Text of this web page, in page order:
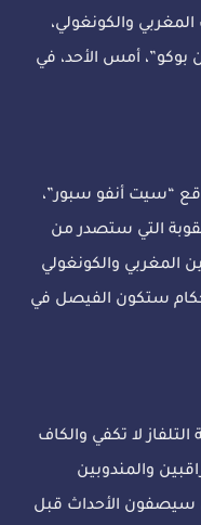
والكونغولي،
بوكو”، أمس الأحد، في
“سيت أنفو سبور”،
التي ستصدر من
المغربي والكونغولي
ستكون الفيصل في
لا تكفي والكاف
والمندوبين
سيصفون الأحداث قبل